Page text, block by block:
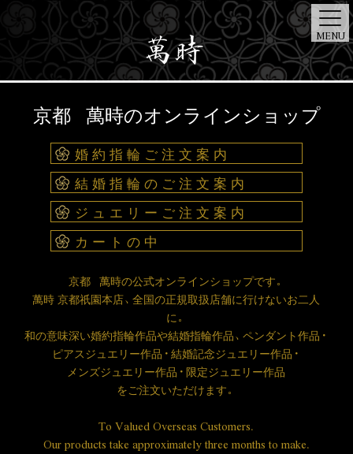
MENU
TOPBRIDAL
ONE
DIAMOND DESIGNER
JEWELRY STORE NEWS
京都 萬時のオンラインショップ
婚約指輪ご注文案内
結婚指輪のご注文案内
ジュエリーご注文案内
カートの中
京都 萬時の公式オンラインショップです。
萬時 京都祇園本店、全国の正規取扱店舗に行けないお二人
に。
和の意味深い婚約指輪作品や結婚指輪作品、ペンダント作品・
ピアスジュエリー作品・結婚記念ジュエリー作品・
メンズジュエリー作品・限定ジュエリー作品
をご注文いただけます。
To Valued Overseas Customers.
Our products take approximately three months to make.